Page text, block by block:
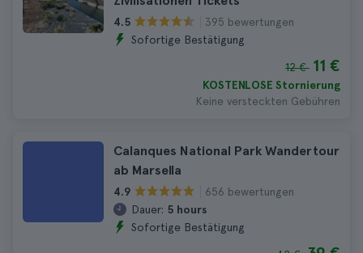
4.5
395 bewertungen
Sofortige Bestätigung
12 € 11 €
KOSTENLOSE Stornierung
Keine versteckten Gebühren
Calanques National Park Wandertour
ab Marsella
4.9
656 bewertungen
Dauer: 5 hours
Sofortige Bestätigung